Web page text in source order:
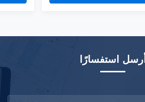
located in the hometown of
from
أرسل استفسارًا